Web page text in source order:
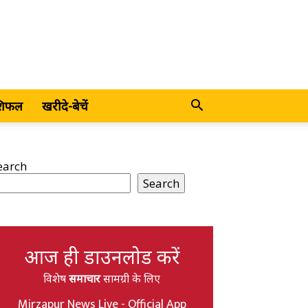
खरीदे-बेचें
Search
आज ही डाउनलोड करें
विशेषसमाचारसामग्री के लिए